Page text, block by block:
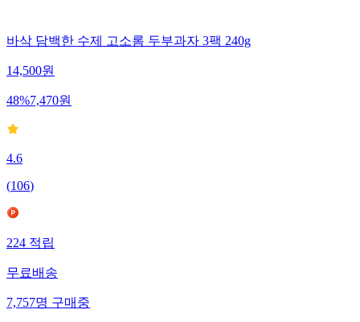
바삭 담백한 수제 고소롬 두부과자 3팩 240g
14,500원
48%7,470원
4.6
(106)
224적립
무료배송
7,757명구매중